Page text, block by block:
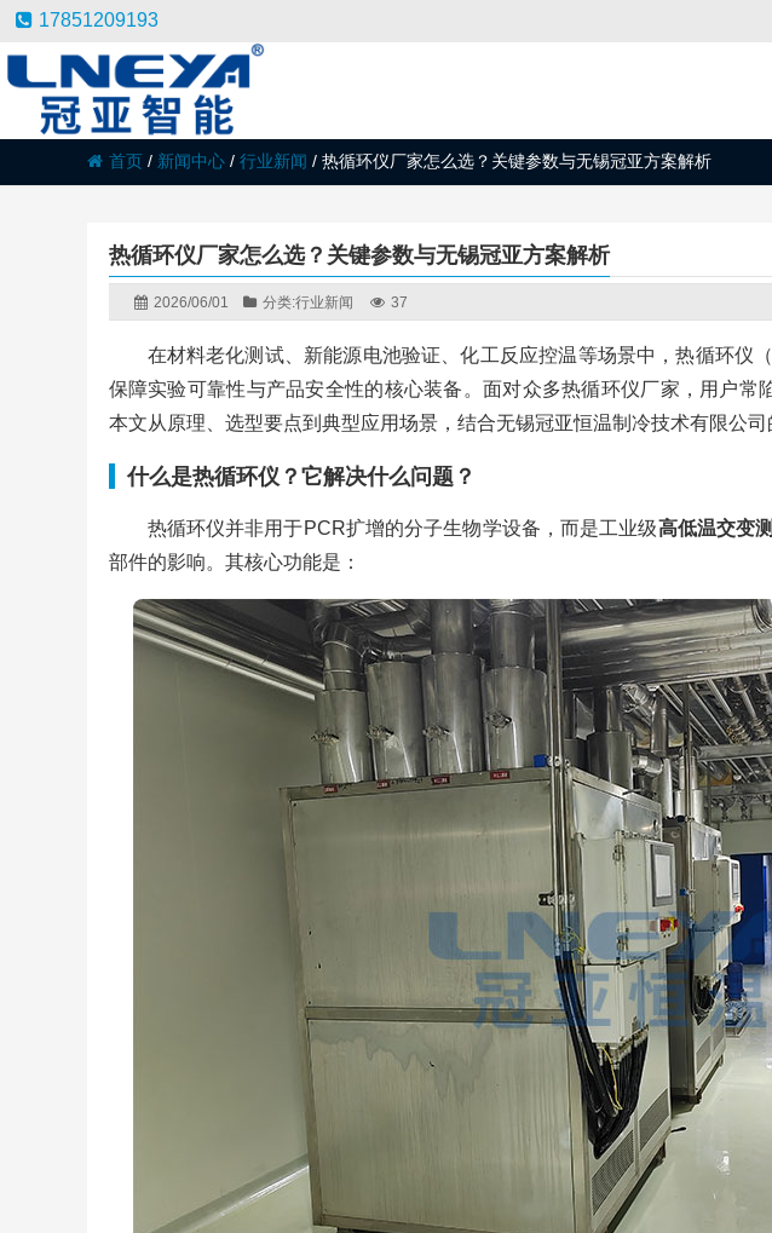
17851209193
首页 / 新闻中心 / 行业新闻 / 热循环仪厂家怎么选？关键参数与无锡冠亚方案解析
热循环仪厂家怎么选？关键参数与无锡冠亚方案解析
2026/06/01 分类:行业新闻 37
在材料老化测试、新能源电池验证、化工反应控温等场景中，热循环仪
保障实验可靠性与产品安全性的核心装备。面对众多热循环仪厂家，用户常
本文从原理、选型要点到典型应用场景，结合无锡冠亚恒温制冷技术有限公司
什么是热循环仪？它解决什么问题？
热循环仪并非用于PCR扩增的分子生物学设备，而是工业级高低温交变
部件的影响。其核心功能是：